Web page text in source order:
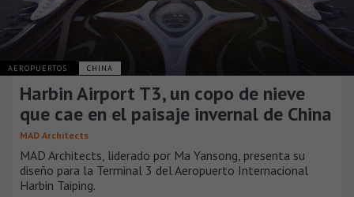
AEROPUERTOS CHINA
Harbin Airport T3, un copo de nieve
que cae en el paisaje invernal de China
MAD Architects
MAD Architects, liderado por Ma Yansong, presenta su
diseño para la Terminal 3 del Aeropuerto Internacional
Harbin Taiping.